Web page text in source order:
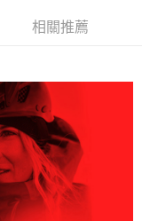
結，可透過四大超商／
效，需透過AFTEE先享
顯示為準，若有關於
聯繫「AFTEE先享後付
support/home
享後付」服務完成之交
易相關給付款項請求債
相關推薦